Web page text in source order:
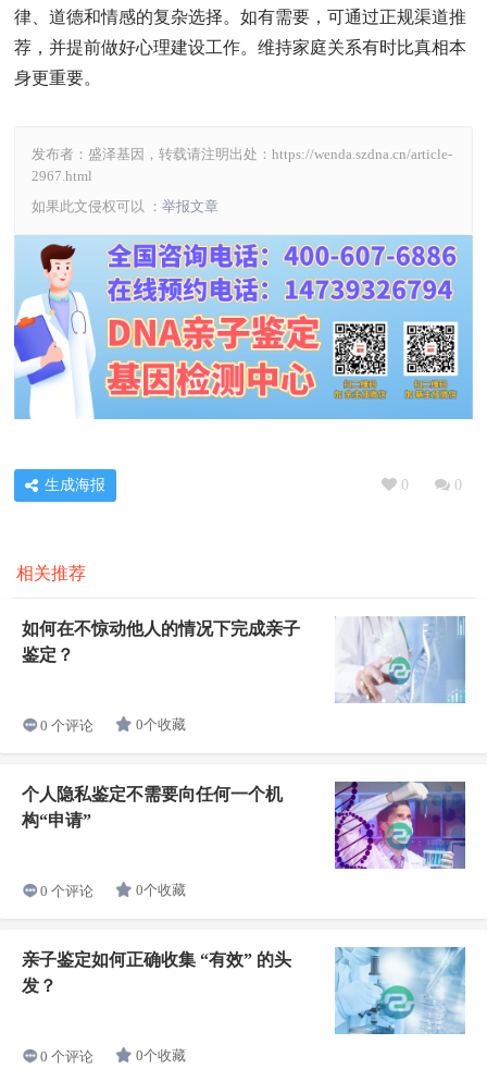
律、道德和情感的复杂选择。如有需要，可通过正规渠道推
荐，并提前做好心理建设工作。维持家庭关系有时比真相本
身更重要。
发布者：盛泽基因，转载请注明出处： https://wenda.szdna.cn/article-
2967.html
如果此文侵权可以 ： 举报文章
0 0
生成海报
相关推荐
如何在不惊动他人的情况下完成亲子
鉴定？
0 个评论 0个收藏
个人隐私鉴定不需要向任何一个机
构“申请”
0 个评论 0个收藏
亲子鉴定如何正确收集 “有效” 的头
发？
0 个评论 0个收藏